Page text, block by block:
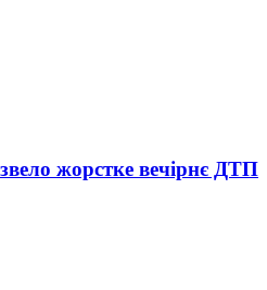
жорстке вечірнє ДТП